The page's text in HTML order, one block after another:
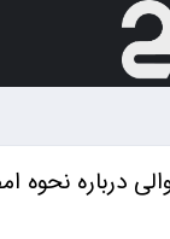
درباره نحوه